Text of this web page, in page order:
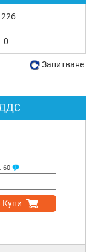
ДДС
60
Купи
0
Запитване